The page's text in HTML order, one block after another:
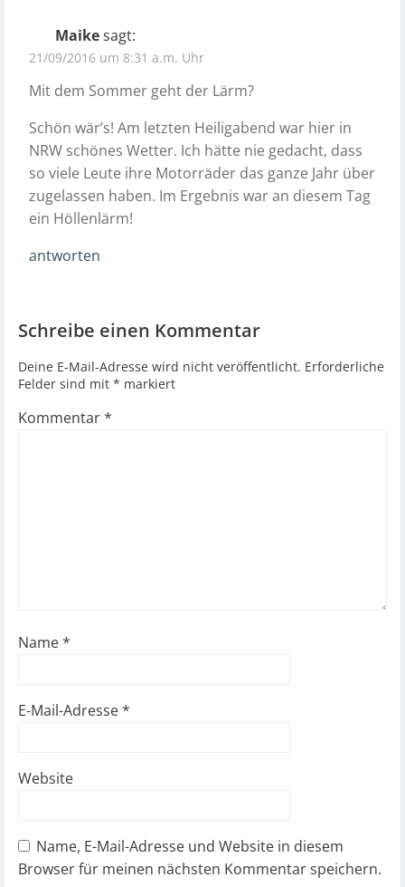
Maikesagt:
21/09/2016 um 8:31 a.m. Uhr
Mit dem Sommer geht der Lärm?
Schön wär’s! Am letzten Heiligabend war hier in
NRW schönes Wetter. Ich hätte nie gedacht, dass
so viele Leute ihre Motorräder das ganze Jahr über
zugelassen haben. Im Ergebnis war an diesem Tag
ein Höllenlärm!
antworten
Schreibe einen Kommentar
Deine E-Mail-Adresse wird nicht veröffentlicht. Erforderliche
Felder sind mit * markiert
Kommentar*
Name*
E-Mail-Adresse*
Website
Name, E-Mail-Adresse und Website in diesem
Browser für meinen nächsten Kommentar speichern.